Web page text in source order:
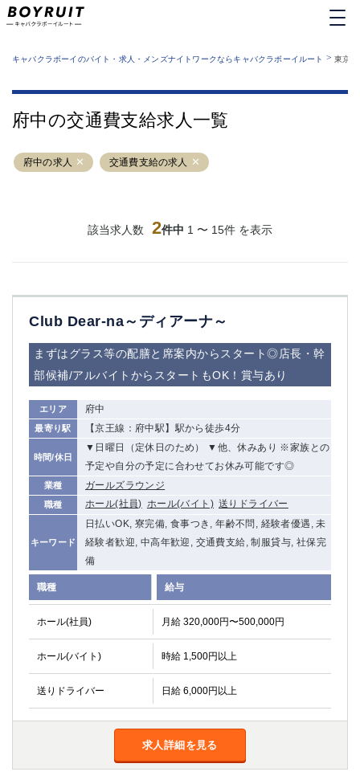
業種から探す
運営者情報
サイトマップ
キャバクラボーイのバイト・求人・メンズナイトワークならキャバクラボーイルート > 東京
府中の交通費支給求人一覧
府中の求人 交通費支給の求人
該当求人数 2件中 1 〜 15件 を表示
Club Dear-na～ディアーナ～
まずはグラス等の配膳と席案内からスタート◎店長・幹
部候補/アルバイトからスタートもOK！賞与あり
エリア 府中
最寄り駅 【京王線：府中駅】駅から徒歩4分
時間/休日
▼日曜日（定休日のため） ▼他、休みあり ※家族との
予定や自分の予定に合わせてお休み可能です◎
業種 ガールズラウンジ
職種 ホール(社員) ホール(バイト) 送りドライバー
キーワード
日払いOK, 寮完備, 食事つき, 年齢不問, 経験者優遇, 未
経験者歓迎, 中高年歓迎, 交通費支給, 制服貸与, 社保完
備
職種 給与
ホール(社員) 月給 320,000円〜500,000円
ホール(バイト) 時給 1,500円以上
送りドライバー 日給 6,000円以上
求人詳細を見る
六本木
池袋
吉祥寺
練馬
恵比寿
蒲田
北千住
①六本木 ②西麻布
大山
赤羽
品川
蒲田東口
立川（南口）
新宿
西葛西
中野
葛西
府中
ひばりヶ丘（北口）
学芸大学
吉祥寺（南口／公園口） 小作・羽村・福生エリア
自由が丘
吉祥寺（北口／東口）
下北沢・経堂
金町（北口）
成増駅徒歩3分の好立地！①JR埼京線「赤羽駅」から徒歩2分 ②東
三軒茶屋（南口）
①歌舞伎町 ②新宿 ③新宿三丁目 ④西
①歌舞伎町 ②新宿 ③西部新宿 ③東新宿
蒲田(西口)
清瀬（南口）
①東武練馬 ②成増・板橋 ③大山 ②池袋
池袋東口
大井町
下赤塚
竹ノ塚
三鷹